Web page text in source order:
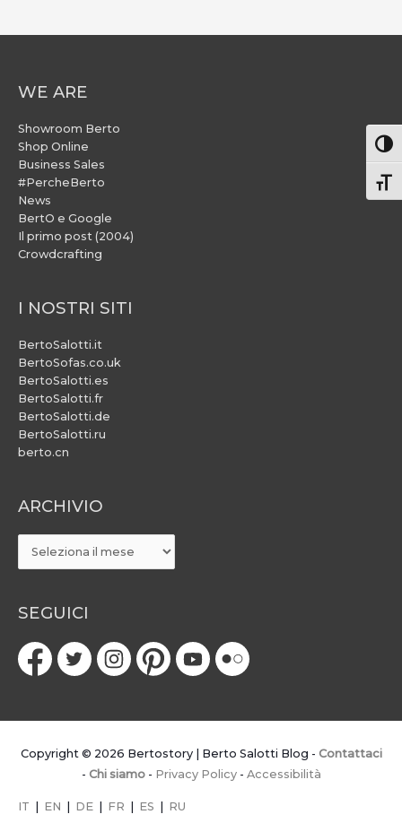
WE ARE
Showroom Berto
Shop Online
Business Sales
#PercheBerto
News
BertO e Google
Il primo post (2004)
Crowdcrafting
I NOSTRI SITI
BertoSalotti.it
BertoSofas.co.uk
BertoSalotti.es
BertoSalotti.fr
BertoSalotti.de
BertoSalotti.ru
berto.cn
ARCHIVIO
ARCHIVIO
SEGUICI
Copyright © 2026 Bertostory | Berto Salotti Blog - Contattaci
- Chi siamo- Privacy Policy- Accessibilità
IT EN DE FR ES RU